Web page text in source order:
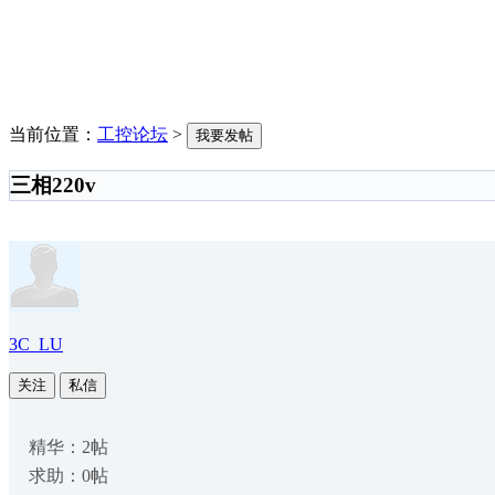
当前位置： 工控论坛 > 我要发帖
三相220v
3C_LU
关注 私信
精华：2帖
求助：0帖